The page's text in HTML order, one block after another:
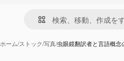
ホーム/ストック/写真/虫眼鏡翻訳者と言語概